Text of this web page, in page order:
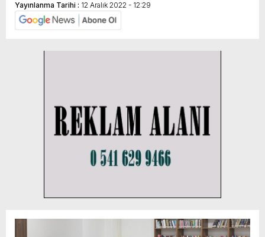
Yayınlanma Tarihi : 12 Aralık 2022 - 12:29